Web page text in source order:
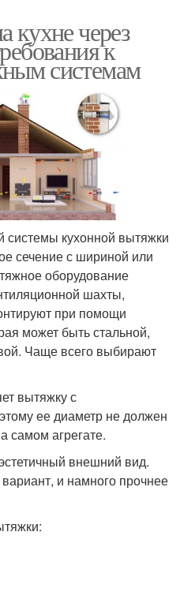
кухне через
к
системам
системы кухонной вытяжки
сечение с шириной или
оборудование
шахты,
при помощи
может быть стальной,
Чаще всего выбирают
вытяжку с
ее диаметр не должен
самом агрегате.
внешний вид.
и намного прочнее